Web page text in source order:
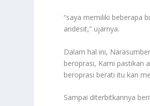
“saya memiliki beberapa
andesit,” ujarnya.
Dalam hal ini,
beroprasi, Kami pastikan
beroprasi berati itu kan
Sampai diterbitkannya